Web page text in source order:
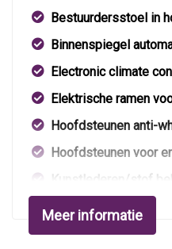
Bestuurdersstoel in
Binnenspiegel
Electronic climate
Elektrische ramen
Hoofdsteunen anti-
Hoofdsteunen voor
Kunstlederen/stof
Lederen bekleding
Lederen interieur
Meer informatie